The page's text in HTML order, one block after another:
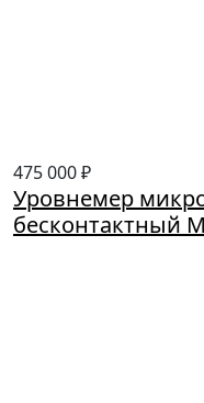
475 000 ₽
Уровнемер
бесконтактный